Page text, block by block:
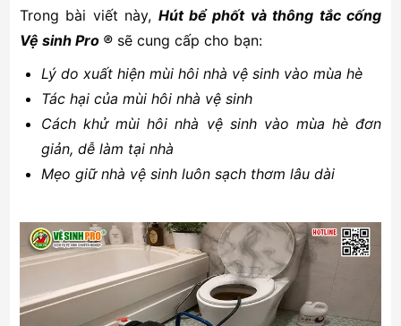
Trong bài viết này, Hút bể phốt và thông tắc cống
Vệ sinh Pro ®sẽ cung cấp cho bạn:
Lý do xuất hiện mùi hôi nhà vệ sinh vào mùa hè
Tác hại của mùi hôi nhà vệ sinh
Cách khử mùi hôi nhà vệ sinh vào mùa hè đơn
giản, dễ làm tại nhà
Mẹo giữ nhà vệ sinh luôn sạch thơm lâu dài